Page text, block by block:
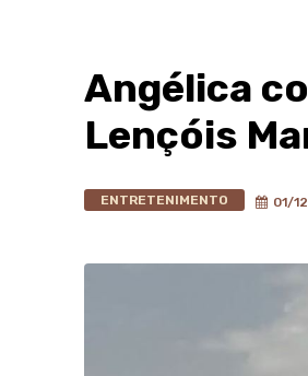
Angélica
Lençóis
ENTRETENIMENTO 01/